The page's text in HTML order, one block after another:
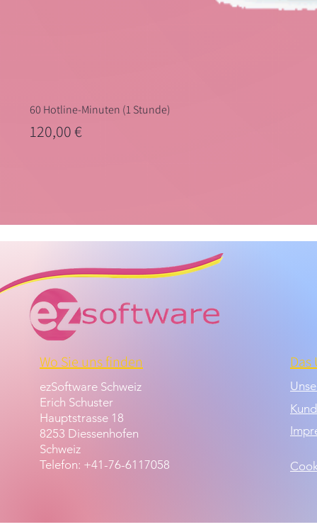
60 Hotline-Minuten (1 Stunde)
Preis
120,00 €
Wo Sie uns finden
ezSoftware Schweiz
Erich Schuster
Hauptstrasse 18
8253 Diessenhofen
Schweiz
Telefon: +41-76-6117058